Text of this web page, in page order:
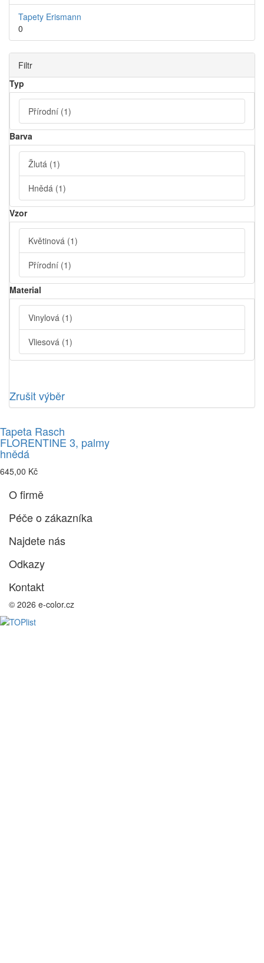
Tapety Erismann
0
Filtr
Typ
Přírodní (1)
Barva
Žlutá (1)
Hnědá (1)
Vzor
Květinová (1)
Přírodní (1)
Material
Vinylová (1)
Vliesová (1)
Zrušit výběr
Tapeta Rasch
FLORENTINE 3, palmy
hnědá
645,00 Kč
O firmě
Péče o zákazníka
Najdete nás
Odkazy
Kontakt
© 2026 e-color.cz